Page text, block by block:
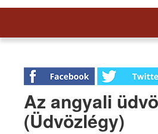
Az angyali
(Üdvözlégy)